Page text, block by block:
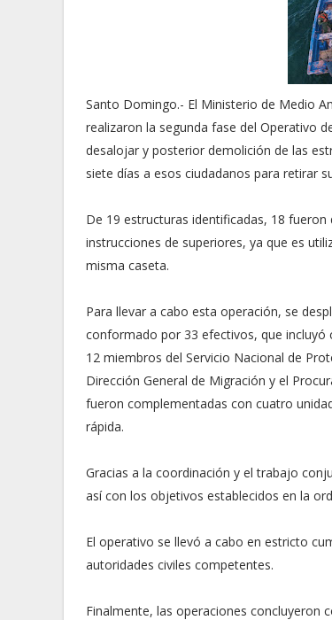
Santo Domingo.- El Ministerio de Medio
realizaron la segunda fase del Operativo
desalojar y posterior demolición de las
siete días a esos ciudadanos para retirar
De 19 estructuras identificadas, 18
instrucciones de superiores, ya que es
misma caseta.
Para llevar a cabo esta operación, se
conformado por 33 efectivos, que incluyó
12 miembros del Servicio Nacional de
Dirección General de Migración y el
fueron complementadas con cuatro
rápida.
Gracias a la coordinación y el trabajo
así con los objetivos establecidos en la
El operativo se llevó a cabo en estricto
autoridades civiles competentes.
Finalmente, las operaciones concluyeron